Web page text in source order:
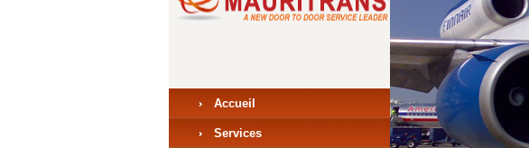
Accueil
Services